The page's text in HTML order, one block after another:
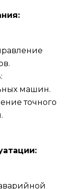
машин.
точного